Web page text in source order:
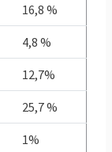
för att se
som
när
16,8 %
4,8 %
12,7%
25,7 %
1%